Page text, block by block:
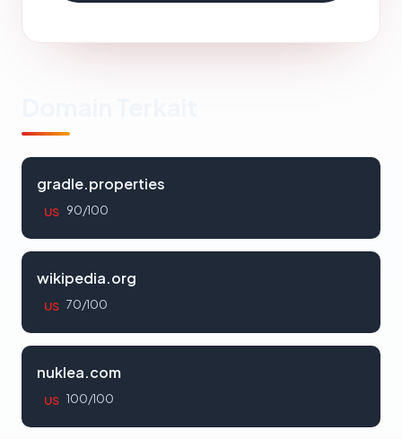
gradle.properties
US 90/100
wikipedia.org
US 70/100
nuklea.com
US 100/100